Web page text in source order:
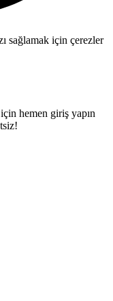
sağlamak için çerezler
hemen giriş yapın